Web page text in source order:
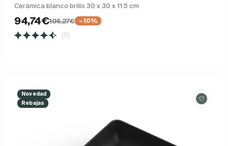
Cerámica blanco brillo 30 x 30 x 11.5 cm
94,74€105,27€ −10%
(5)
Novedad
Rebajas